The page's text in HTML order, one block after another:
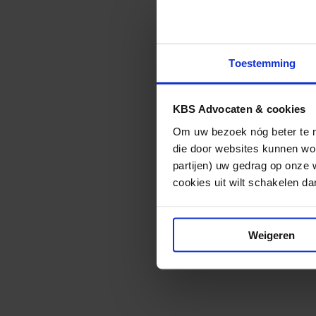
Toestemming
KBS Advocaten & cookies
Om uw bezoek nóg beter te
die door websites kunnen
partijen) uw gedrag op onze
cookies uit wilt schakelen
Weigeren
in het medisch
tuchtrechtelijk
afgewezen.
Het komt in de
civiele zaken
van (de
advies. Met